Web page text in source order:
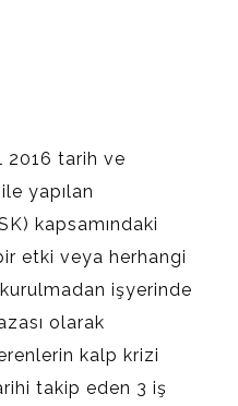
2016 tarih ve
yapılan
kapsamındaki
etki veya herhangi
işyerinde
olarak
kalp krizi
takip eden 3 iş